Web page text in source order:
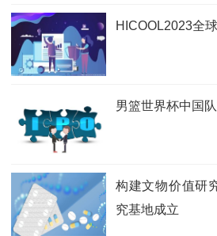
HICOOL2023全
男篮世界杯中国
构建文物价值研
究基地成立